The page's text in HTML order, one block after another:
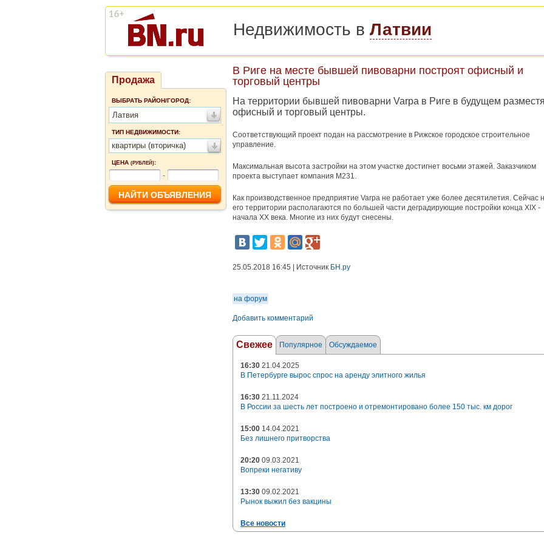
Недвижимость в Латвии
Продажа
ВЫБРАТЬ РАЙОН/ГОРОД:
Латвия
ТИП НЕДВИЖИМОСТИ:
квартиры (вторичка)
ЦЕНА (РУБЛЕЙ):
-
В Риге на месте бывшей пивоварни построят офисный и
торговый центры
На территории бывшей пивоварни Varpa в Риге в будущем
офисный и торговый центры.
Соответствующий проект подан на рассмотрение в Рижское городское строительное
управление.
Максимальная высота застройки на этом участке достигнет восьми этажей. Заказчиком
проекта выступает компания M231.
Как производственное предприятие Varpa не работает уже более десятилетия. Сейчас
его территории располагаются по большей части деградирующие постройки конца XIX -
начала XX века. Многие из них будут снесены.
25.05.2018 16:45 | Источник БН.ру
на форум
Добавить комментарий
Свежее Популярное Обсуждаемое
16:30 21.04.2025
В Петербурге вырос спрос на аренду элитного жилья
16:30 21.11.2024
В России за шесть лет построено и отремонтировано более 150 тыс. км дорог
15:00 14.04.2021
Без лишнего притворства
20:20 09.03.2021
Вопреки негативу
13:30 09.02.2021
Рынок выжил без вакцины
Все новости